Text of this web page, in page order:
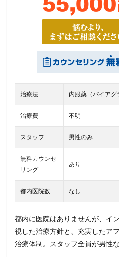
治療法 内服薬（バイアグ
治療費 不明
スタッフ 男性のみ
無料カウンセ
リング
あり
都内医院数 なし
都内に医院はありませんが、イ
視した治療方針と、充実したア
治療体制。スタッフ全員が男性